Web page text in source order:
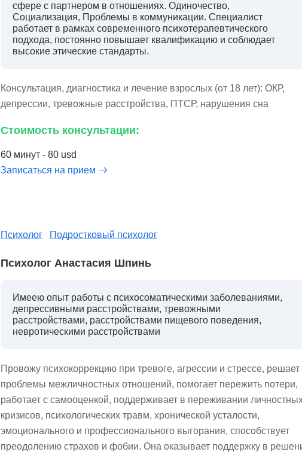
сфере с партнером в отношениях. Одиночество,
Социализация, Проблемы в коммуникации. Специалист
работает в рамках современного психотерапевтического
подхода, постоянно повышает квалификацию и соблюдает
высокие этические стандарты.
Консультация, диагностика и лечение взрослых (от 18 лет): ОКР,
депрессии, тревожные расстройства, ПТСР, нарушения сна
Стоимость консультации:
60 минут - 80 usd
Записаться на прием
Психолог Подростковый психолог
Психолог Анастасия Шпинь
Имеею опыт работы с психосоматическими заболеваниями,
депрессивными расстройствами, тревожными
расстройствами, расстройствами пищевого поведения,
невротическими расстройствами
Провожу психокоррекцию при тревоге, агрессии и стрессе, решает
проблемы межличностных отношений, помогает пережить потери,
работает с самооценкой, поддерживает в переживании
кризисов, психологических травм, хронической усталости,
эмоционального и профессионального выгорания, способствует
преодолению страхов и фобии. Она оказывает поддержку в